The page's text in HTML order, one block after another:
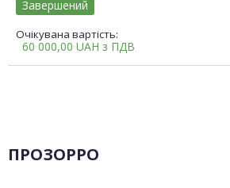
Очікувана вартість:
60 000,00 UAH з ПДВ
Завершений
ПРОЗОРРО